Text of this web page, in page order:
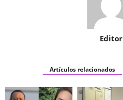
Editor
Artículos relacionados